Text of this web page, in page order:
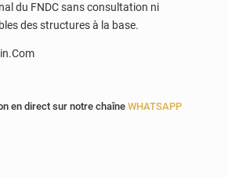
du FNDC sans consultation ni
des structures à la base.
en direct sur notre chaîne WHATSAPP